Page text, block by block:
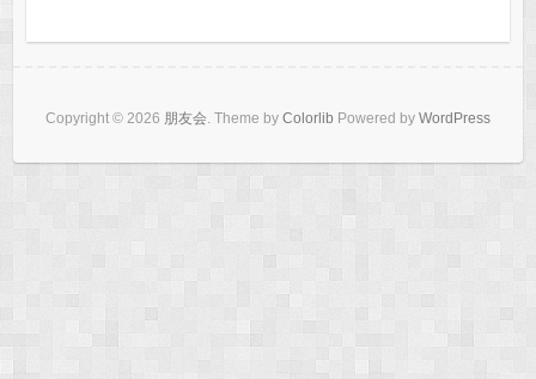
Copyright © 2026 朋友会. Theme by Colorlib Powered by WordPress